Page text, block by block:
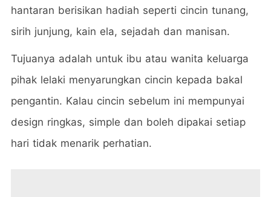
hantaran berisikan hadiah seperti cincin tunang,
sirih junjung, kain ela, sejadah dan manisan.
Tujuanya adalah untuk ibu atau wanita keluarga
pihak lelaki menyarungkan cincin kepada bakal
pengantin. Kalau cincin sebelum ini mempunyai
design ringkas, simple dan boleh dipakai setiap
hari tidak menarik perhatian.